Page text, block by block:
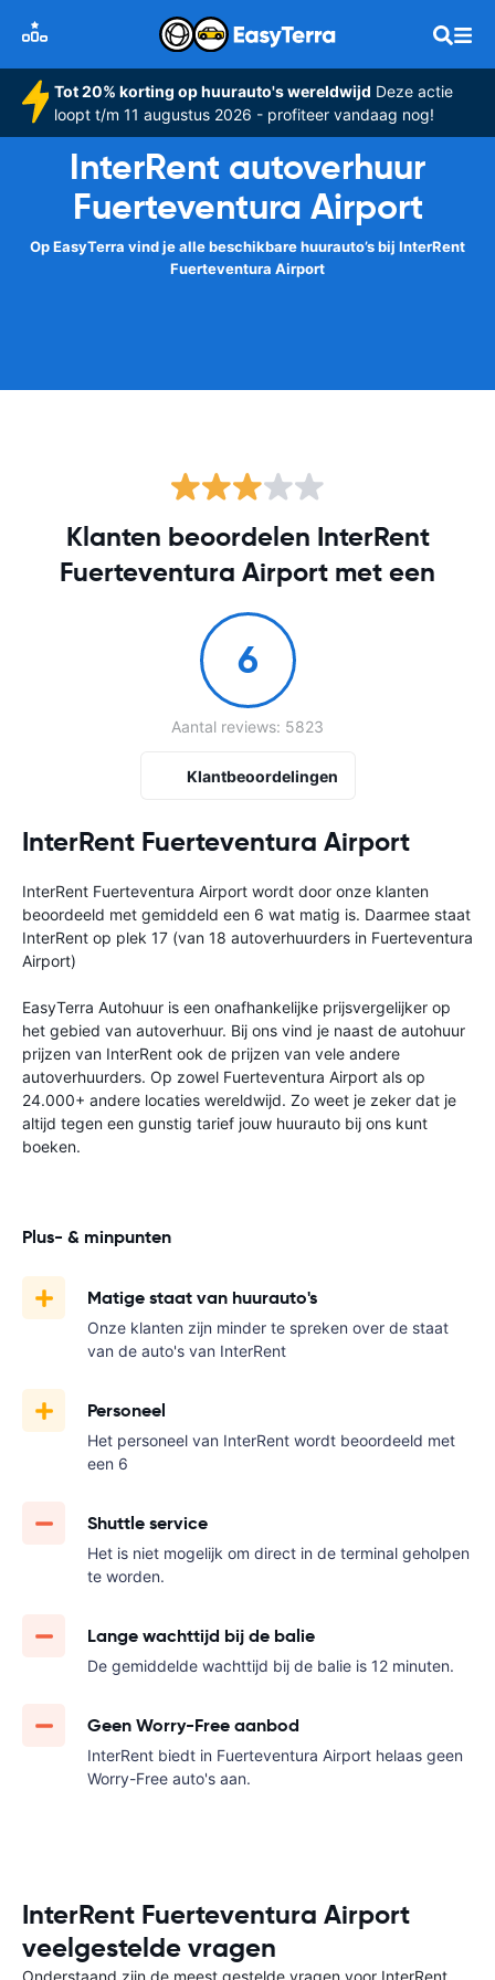
Tot 20% korting op huurauto's wereldwijd Deze actie
loopt t/m 11 augustus 2026 - profiteer vandaag nog!
InterRent autoverhuur
Fuerteventura Airport
Op EasyTerra vind je alle beschikbare huurauto’s bij InterRent
Fuerteventura Airport
InterRent Fuerteventura Airport
InterRent Fuerteventura Airport wordt door onze klanten
beoordeeld met gemiddeld een 6 wat matig is. Daarmee staat
InterRent op plek 17 (van 18 autoverhuurders in Fuerteventura
Airport)
EasyTerra Autohuur is een onafhankelijke prijsvergelijker op
het gebied van autoverhuur. Bij ons vind je naast de autohuur
prijzen van InterRent ook de prijzen van vele andere
autoverhuurders. Op zowel Fuerteventura Airport als op
24.000+ andere locaties wereldwijd. Zo weet je zeker dat je
altijd tegen een gunstig tarief jouw huurauto bij ons kunt
boeken.
Plus- & minpunten
Matige staat van huurauto's
Onze klanten zijn minder te spreken over de staat
van de auto's van InterRent
Personeel
Het personeel van InterRent wordt beoordeeld met
een 6
Shuttle service
Het is niet mogelijk om direct in de terminal geholpen
te worden.
Lange wachttijd bij de balie
De gemiddelde wachttijd bij de balie is 12 minuten.
Geen Worry-Free aanbod
InterRent biedt in Fuerteventura Airport helaas geen
Worry-Free auto's aan.
Klanten beoordelen InterRent
Fuerteventura Airport met een
6
Aantal reviews: 5823
Klantbeoordelingen
InterRent Fuerteventura Airport
veelgestelde vragen
Onderstaand zijn de meest gestelde vragen voor InterRent